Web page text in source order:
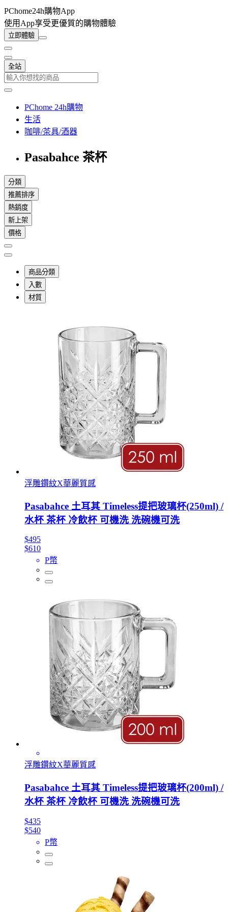
PChome24h購物App
使用App享受更優質的購物體驗
立即體驗
全站
PChome 24h購物
生活
咖啡/茶具/酒器
Pasabahce 茶杯
分類
推薦排序
熱銷度
新上架
價格
商品分類
入數
材質
浮雕鑽紋X華麗質感
Pasabahce 土耳其 Timeless提把玻璃杯(250ml) /
水杯 茶杯 冷飲杯 可機洗 洗碗機可洗
$495
$610
P幣
浮雕鑽紋X華麗質感
Pasabahce 土耳其 Timeless提把玻璃杯(200ml) /
水杯 茶杯 冷飲杯 可機洗 洗碗機可洗
$435
$540
P幣